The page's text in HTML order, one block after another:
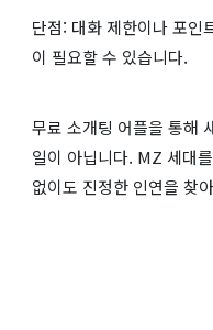
단점: 대화 제한이나 포인
이 필요할 수 있습니다.
무료 소개팅 어플을 통해
일이 아닙니다. MZ 세대
없이도 진정한 인연을 찾